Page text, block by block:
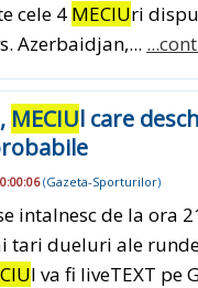
cele 4 MECIUri
Azerbaidjan,...
MECIUl care
(Gazeta-Sporturilor)
intalnesc de la ora
tari dueluri ale
l va fi liveTEXT pe